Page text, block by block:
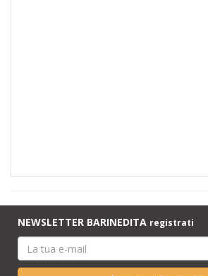
NEWSLETTER BARINEDITA registrati